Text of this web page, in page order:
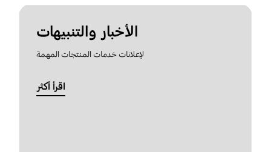
الأخبار والتنبيهات
لإعلانات خدمات المنتجات المهمة
اقرأ أكثر